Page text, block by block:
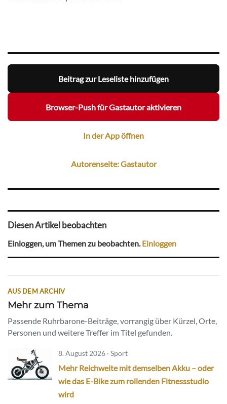
Beitrag zur Leseliste hinzufügen
Browser-Push für Gastautor aktivieren
In der App öffnen
Autorenseite: Gastautor
Diesen Artikel beobachten
Einloggen, um Themen zu beobachten. Einloggen
AUS DEM ARCHIV
Mehr zum Thema
Passende Ruhrbarone-Beiträge, vorrangig über Kürzel, Orte,
Personen und weitere Treffer im Titel gefunden.
8. August 2026 · Sport
Mehr Reichweite mit demselben Akku – oder
wie das E-Bike zum rollenden Fitnessstudio
wird